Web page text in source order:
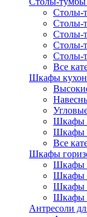
Столы-
Столы-
Столы-
Столы-
Столы-
Все
Шкафы
Шкафы
Шкафы
Все
Шкафы
Шкафы
Шкафы
Шкафы
Шкафы
Антресоли